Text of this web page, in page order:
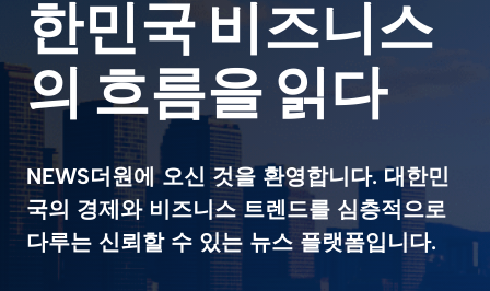
한민국 비즈니스
의 흐름을 읽다
NEWS더원에 오신 것을 환영합니다. 대한민
국의 경제와 비즈니스 트렌드를 심층적으로
다루는 신뢰할 수 있는 뉴스 플랫폼입니다.